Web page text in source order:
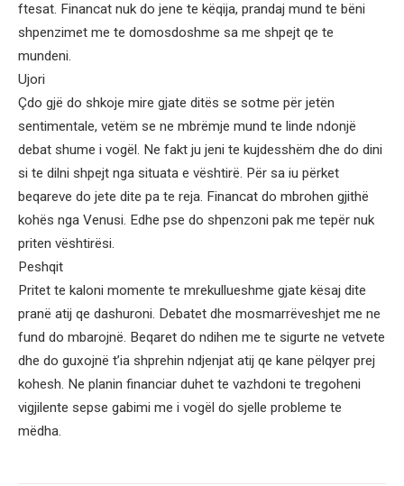
ftesat. Financat nuk do jene te këqija, prandaj mund te bëni
shpenzimet me te domosdoshme sa me shpejt qe te
mundeni.
Ujori
Çdo gjë do shkoje mire gjate ditës se sotme për jetën
sentimentale, vetëm se ne mbrëmje mund te linde ndonjë
debat shume i vogël. Ne fakt ju jeni te kujdesshëm dhe do dini
si te dilni shpejt nga situata e vështirë. Për sa iu përket
beqareve do jete dite pa te reja. Financat do mbrohen gjithë
kohës nga Venusi. Edhe pse do shpenzoni pak me tepër nuk
priten vështirësi.
Peshqit
Pritet te kaloni momente te mrekullueshme gjate kësaj dite
pranë atij qe dashuroni. Debatet dhe mosmarrëveshjet me ne
fund do mbarojnë. Beqaret do ndihen me te sigurte ne vetvete
dhe do guxojnë t’ia shprehin ndjenjat atij qe kane pëlqyer prej
kohesh. Ne planin financiar duhet te vazhdoni te tregoheni
vigjilente sepse gabimi me i vogël do sjelle probleme te
mëdha.